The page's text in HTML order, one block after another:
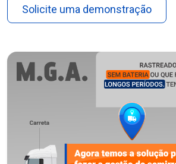
Solicite uma demonstração